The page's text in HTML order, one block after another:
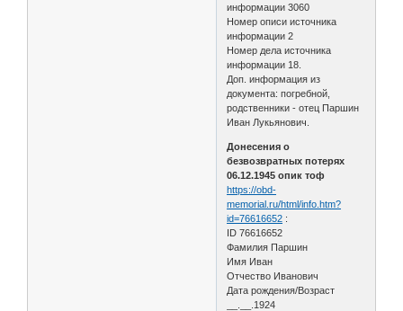
информации 3060
Номер описи источника
информации 2
Номер дела источника
информации 18.
Доп. информация из
документа: погребной,
родственники - отец Паршин
Иван Лукьянович.
Донесения о
безвозвратных потерях
06.12.1945 опик тоф
https://obd-
memorial.ru/html/info.htm?
id=76616652 :
ID 76616652
Фамилия Паршин
Имя Иван
Отчество Иванович
Дата рождения/Возраст
__.__.1924